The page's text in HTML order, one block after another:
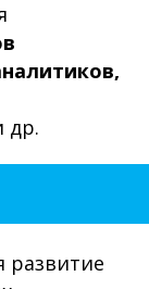
др.
развитие